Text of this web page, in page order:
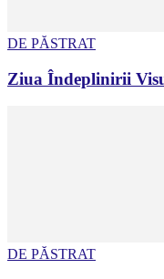
DE PĂSTRAT
Ziua Îndeplinirii
DE PĂSTRAT